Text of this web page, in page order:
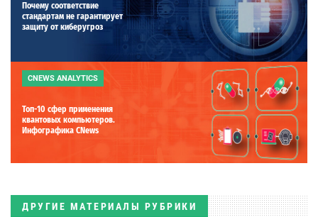
Почему соответствие
стандартам не гарантирует
защиту от киберугроз
CNEWS ANALYTICS
Топ-10 сфер применения
квантовых компьютеров.
Инфографика CNews
ДРУГИЕ МАТЕРИАЛЫ РУБРИКИ